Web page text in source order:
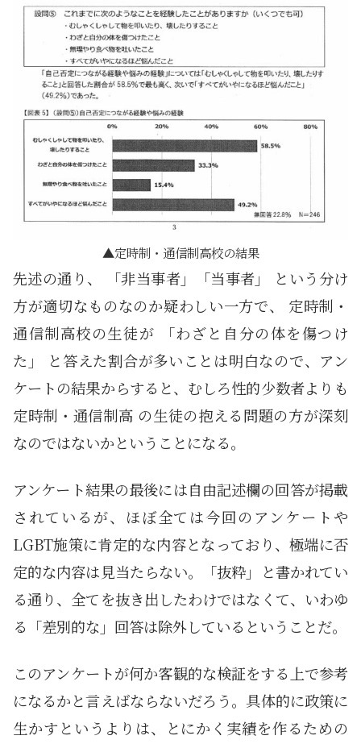
定時制・通信制高校の結果
先述の通り、 「非当事者」「当事者」 という分け
方が適切なものなのか疑わしい一方で、 定時制・
通信制高校の生徒が 「わざと自分の体を傷つけ
た」 と答えた割合が多いことは明白なので、アン
ケートの結果からすると、むしろ性的少数者よりも
定時制・通信制高 の生徒の抱える問題の方が深刻
なのではないかということになる。
アンケート結果の最後には自由記述欄の回答が掲載
されているが、ほぼ全ては今回のアンケートや
LGBT施策に肯定的な内容となっており、極端に否
定的な内容は見当たらない。「抜粋」と書かれてい
る通り、全てを抜き出したわけではなくて、いわゆ
る「差別的な」回答は除外しているということだ。
このアンケートが何か客観的な検証をする上で参考
になるかと言えばならないだろう。具体的に政策に
生かすというよりは、とにかく実績を作るための